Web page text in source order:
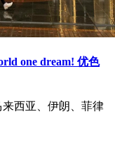
one dream! 优色
西亚、伊朗、菲律